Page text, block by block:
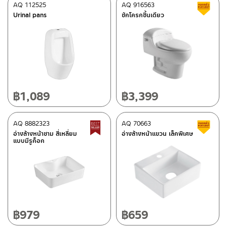
After Sales Service Center – Bangkok
662/61-62 Rama 3 Road, Bangpongpang, Yannawa,
Bangkok 10120
Tel: 02-358-0080 / 080-075-8668 / 091-545-0556
After Sales Service Center Chiangmai
118/33 Onsirin M.8, Sunpuloey, Doysaked, Chaingmai 50220
Tel: 080-075-2626
Operating Time
Saturday 8:30-15:00 hrs.
Closed on Sunday and Special / Public Holidays
ติดต่อพนักงานขาย / Contact Sales Staff
@charnpaiboon.sales
ติดต่อ ชาญไพบูลย์ / Contact Us Click Here
Urinal pans
AQ 112525
฿1,089
ชักโครกชิ้นเดียว
AQ 916563
฿3,399
อ่างล้างหน้าชาม สี่เหลี่ยม
แบบมีรูก็อก
AQ 8882323 Best seller
฿979
อ่างล้างหน้าแขวน เล็กพิเศษ
AQ 70663
฿659